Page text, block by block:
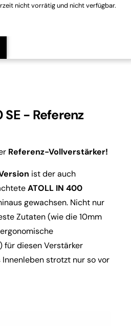
nicht vorrätig und nicht verfügbar.
SE - Referenz
Referenz-Vollverstärker!
ist der auch
ATOLL IN 400
gewachsen. Nicht nur
Zutaten (wie die 10mm
für diesen Verstärker
strotzt nur so vor